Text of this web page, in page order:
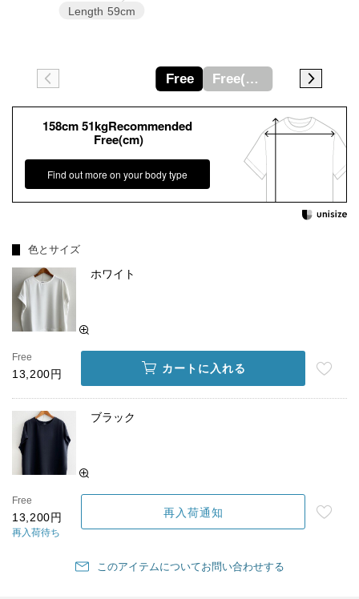
Length 59cm
Free Free(cm)
158cm 51kgRecommended
Free(cm)
Find out more on your body type
色とサイズ
ホワイト
Free
13,200円 カートに入れる
ブラック
Free
13,200円
再入荷待ち
再入荷通知
このアイテムについてお問い合わせする